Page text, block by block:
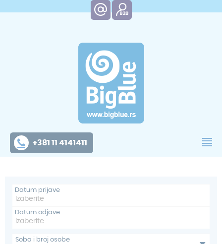
+381 11 4141411
Datum prijave
Datum odjave
Soba i broj osobe